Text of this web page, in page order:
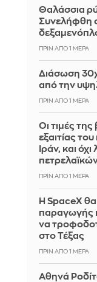
Θαλάσσια
Συνελήφθη
ΠΡΙΝ ΑΠΌ 1 ΜΈΡΑ
Διάσωση
από την
ΠΡΙΝ ΑΠΌ 1 ΜΈΡΑ
Οι τιμές
εξαιτίας
Ιράν, και
ΠΡΙΝ ΑΠΌ 1 ΜΈΡΑ
Η SpaceX
παραγωγής
να
στο Τέξας
ΠΡΙΝ ΑΠΌ 1 ΜΈΡΑ
Αθηνά